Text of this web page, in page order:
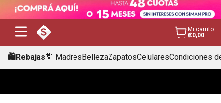
Mi carrito
₡0,00
🛍️Rebajas💐 MadresBellezaZapatosCelularesCondiciones